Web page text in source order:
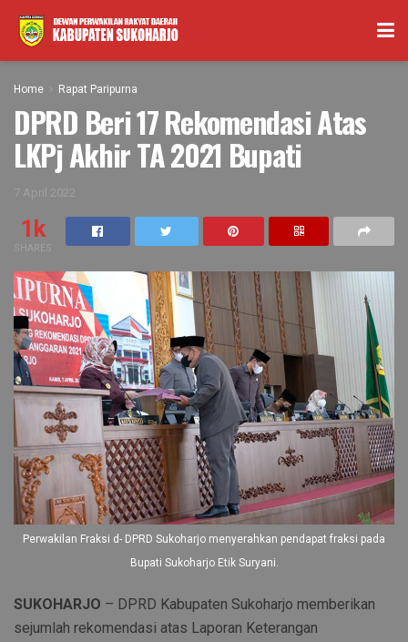
Home Rapat Paripurna
DPRD Beri 17 Rekomendasi Atas
LKPj Akhir TA 2021 Bupati
7 April 2022
1k
SHARES
Perwakilan Fraksi d- DPRD Sukoharjo menyerahkan pendapat fraksi pada
Bupati Sukoharjo Etik Suryani.
SUKOHARJO – DPRD Kabupaten Sukoharjo memberikan
sejumlah rekomendasi atas Laporan Keterangan